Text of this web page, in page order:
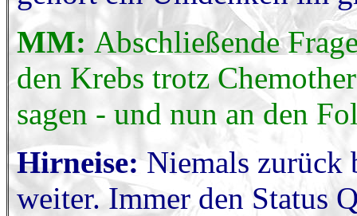
MM: Abschließende
den Krebs trotz
sagen - und nun an den
Hirneise:Niemals zurück
weiter. Immer den Status